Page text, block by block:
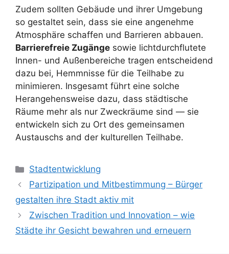
Zudem sollten Gebäude und ihrer Umgebung
so gestaltet sein, dass sie eine angenehme
Atmosphäre schaffen und Barrieren abbauen.
Barrierefreie Zugänge sowie lichtdurchflutete
Innen- und Außenbereiche tragen entscheidend
dazu bei, Hemmnisse für die Teilhabe zu
minimieren. Insgesamt führt eine solche
Herangehensweise dazu, dass städtische
Räume mehr als nur Zweckräume sind — sie
entwickeln sich zu Ort des gemeinsamen
Austauschs and der kulturellen Teilhabe.
Kategorien
Stadtentwicklung
Partizipation und Mitbestimmung – Bürger
gestalten ihre Stadt aktiv mit
Zwischen Tradition und Innovation – wie
Städte ihr Gesicht bewahren und erneuern